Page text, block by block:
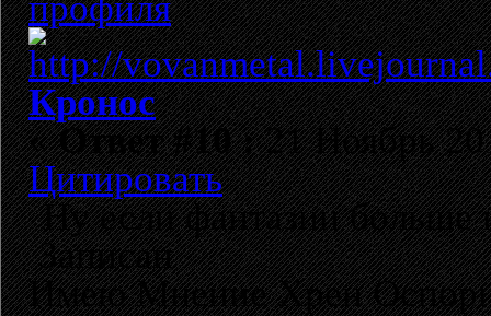
Кронос
«Ответ #10 :21 Ноябрь
Цитировать
Ну если фантазии больше
Записан
Имею Мнение Хрен